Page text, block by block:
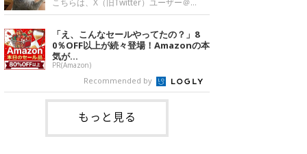
@Pkndg_
は、飼い主さんの妹さんと一緒に散歩をし
日、飼い主さんは実家から自宅へ帰る途
中、妹さんと公園で待ち合わせ
アちゃん。@nemonemotos今回紹介する
@nemonemotosさんの愛犬・シルビアち
ゃん（撮影当時、生後推定2カ月）。飼い
主さんが「#最初に撮った一枚」として投
稿した写真には、ケージの隅で不安そうな
表情を浮かべるシルビアちゃんの姿が写っ
ていました。こちらは、保護犬だったシル
やかな暮らしが続いてほしい」と願う
こちらは、X（旧Twitter）ユーザー＠
kotubusuke617さんが投稿した写真。写
っているのは、愛犬でチワワのつぶしゃん
（本名：こつぶちゃん）です。飼い主さん
の腕にしがみつくつぶしゃん（撮影時6
才）＠kotubusuke617撮影当時の状況に
ついて伺うと、飼い主さんはこう教えてく
れました。飼い主さん： 「ある休日のこ
とです。私がソファに座った途端にひざの
上にのってきたので、そのままなでながら
テレビを見ていたのですが、微動だにしな
いので気になって見てみると、腕にしがみ
「え、こんなセールやってたの？」8
0％OFF以上が続々登場！Amazonの本
気が...
PR(Amazon)
Recommended by
もっと見る